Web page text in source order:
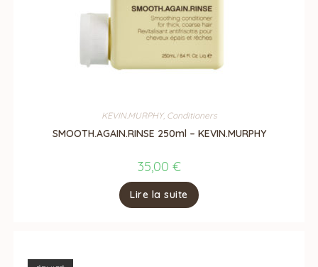
KEVIN.MURPHY, Conditioners
SMOOTH.AGAIN.RINSE 250ml – KEVIN.MURPHY
35,00 €
Lire la suite